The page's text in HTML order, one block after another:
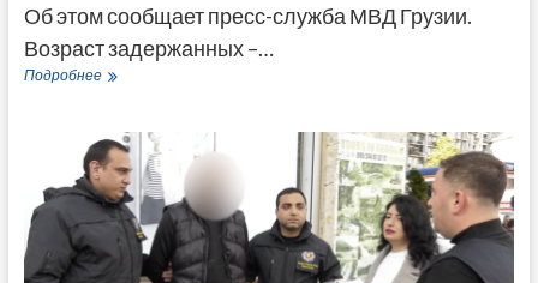
Об этом сообщает пресс-служба МВД Грузии.
Возраст задержанных –…
ПодробнееДвое
в
Батуми
за
пособничество
сбыту
наркотиков